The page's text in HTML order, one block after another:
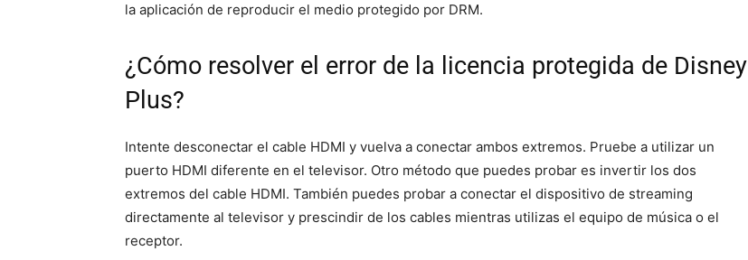
la aplicación de reproducir el medio protegido por DRM.
¿Cómo resolver el error de la licencia protegida de Disney
Plus?
Intente desconectar el cable HDMI y vuelva a conectar ambos extremos. Pruebe a utilizar un
puerto HDMI diferente en el televisor. Otro método que puedes probar es invertir los dos
extremos del cable HDMI. También puedes probar a conectar el dispositivo de streaming
directamente al televisor y prescindir de los cables mientras utilizas el equipo de música o el
receptor.